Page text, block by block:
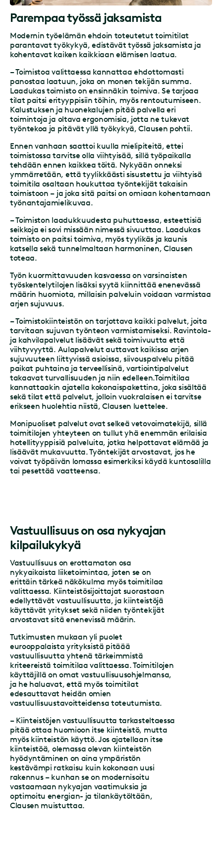
Parempaa työssä jaksamista
Modernin työelämän ehdoin toteutetut toimitilat
parantavat työkykyä, edistävät työssä jaksamista ja
kohentavat kaiken kaikkiaan elämisen laatua.
– Toimistoa valittaessa kannattaa ehdottomasti
panostaa laatuun, joka on monen tekijän summa.
Laadukas toimisto on ensinnäkin toimiva. Se tarjoaa
tilat paitsi erityyppisiin töihin, myös rentoutumiseen.
Kalustuksen ja huonekalujen pitää palvella eri
toimintoja ja oltava ergonomisia, jotta ne tukevat
työntekoa ja pitävät yllä työkykyä, Clausen pohtii.
Ennen vanhaan saattoi kuulla mielipiteitä, ettei
toimistossa tarvitse olla viihtyisää, sillä työpaikalla
tehdään ennen kaikkea töitä. Nykyään onneksi
ymmärretään, että tyylikkäästi sisustettu ja viihtyisä
toimitila osaltaan houkuttaa työntekijät takaisin
toimistoon – ja joka sitä paitsi on omiaan kohentamaan
työnantajamielikuvaa.
– Toimiston laadukkuudesta puhuttaessa, esteettisiä
seikkoja ei sovi missään nimessä sivuuttaa. Laadukas
toimisto on paitsi toimiva, myös tyylikäs ja kaunis
katsella sekä tunnelmaltaan harmoninen, Clausen
toteaa.
Työn kuormittavuuden kasvaessa on varsinaisten
työskentelytilojen lisäksi syytä kiinnittää enenevässä
määrin huomiota, millaisin palveluin voidaan varmistaa
arjen sujuvuus.
– Toimistokiinteistön on tarjottava kaikki palvelut, joita
tarvitaan sujuvan työnteon varmistamiseksi. Ravintola-
ja kahvilapalvelut lisäävät sekä toimivuutta että
viihtyvyyttä. Aulapalvelut auttavat kaikissa arjen
sujuvuuteen liittyvissä asioissa, siivouspalvelu pitää
paikat puhtaina ja terveellisinä, vartiointipalvelut
takaavat turvallisuuden ja niin edelleen.Toimitilaa
kannattaakin ajatella kokonaispakettina, joka sisältää
sekä tilat että palvelut, jolloin vuokralaisen ei tarvitse
erikseen huolehtia niistä, Clausen luettelee.
Monipuoliset palvelut ovat selkeä vetovoimatekijä, sillä
toimitilojen yhteyteen on tullut yhä enemmän erilaisia
hotellityyppisiä palveluita, jotka helpottavat elämää ja
lisäävät mukavuutta. Työntekijät arvostavat, jos he
voivat työpäivän lomassa esimerkiksi käydä kuntosalilla
tai pesettää vaatteensa.
Vastuullisuus on osa nykyajan
kilpailukykyä
Vastuullisuus on erottamaton osa
nykyaikaista liiketoimintaa, joten se on
erittäin tärkeä näkökulma myös toimitilaa
valittaessa. Kiinteistösijoittajat suorastaan
edellyttävät vastuullisuutta, ja kiinteistöjä
käyttävät yritykset sekä niiden työntekijät
arvostavat sitä enenevissä määrin.
Tutkimusten mukaan yli puolet
eurooppalaista yrityksistä pitäää
vastuullisuutta yhtenä tärkeimmistä
kriteereistä toimitilaa valittaessa. Toimitilojen
käyttäjillä on omat vastuullisuusohjelmansa,
ja he haluavat, että myös toimitilat
edesauttavat heidän omien
vastuullisuustavoitteidensa toteutumista.
– Kiinteistöjen vastuullisuutta tarkasteltaessa
pitää ottaa huomioon itse kiinteistö, mutta
myös kiinteistön käyttö. Jos ajatellaan itse
kiinteistöä, olemassa olevan kiinteistön
hyödyntäminen on aina ympäristön
kestävämpi ratkaisu kuin kokonaan uusi
rakennus – kunhan se on modernisoitu
vastaamaan nykyajan vaatimuksia ja
optimoitu energian- ja tilankäytöltään,
Clausen muistuttaa.